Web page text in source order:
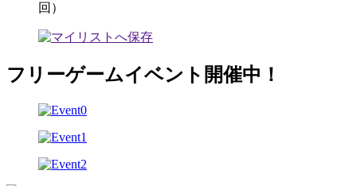
回）
フリーゲームイベント開催中！